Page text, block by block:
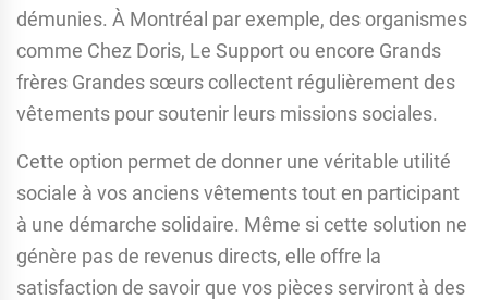
démunies. À Montréal par exemple, des organismes
comme Chez Doris, Le Support ou encore Grands
frères Grandes sœurs collectent régulièrement des
vêtements pour soutenir leurs missions sociales.
Cette option permet de donner une véritable utilité
sociale à vos anciens vêtements tout en participant
à une démarche solidaire. Même si cette solution ne
génère pas de revenus directs, elle offre la
satisfaction de savoir que vos pièces serviront à des